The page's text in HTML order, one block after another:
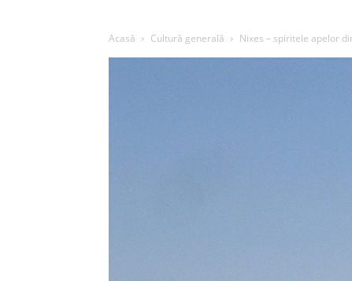
Acasă Cultură generală Nixes – spiritele apelor